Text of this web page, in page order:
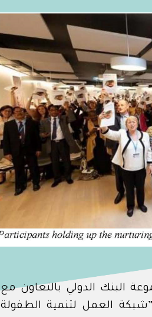
البنك الدولي بالتعاون مع
العمل لتنمية الطفولة